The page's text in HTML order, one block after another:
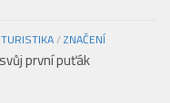
/ZNAČENÍ
první puťák